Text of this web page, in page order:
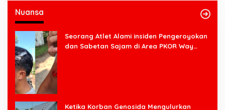
Nuansa
Seorang Atlet Alami insiden Pengeroyokan
dan Sabetan Sajam di Area PKOR Way
Ketika Korban Genosida Mengulurkan